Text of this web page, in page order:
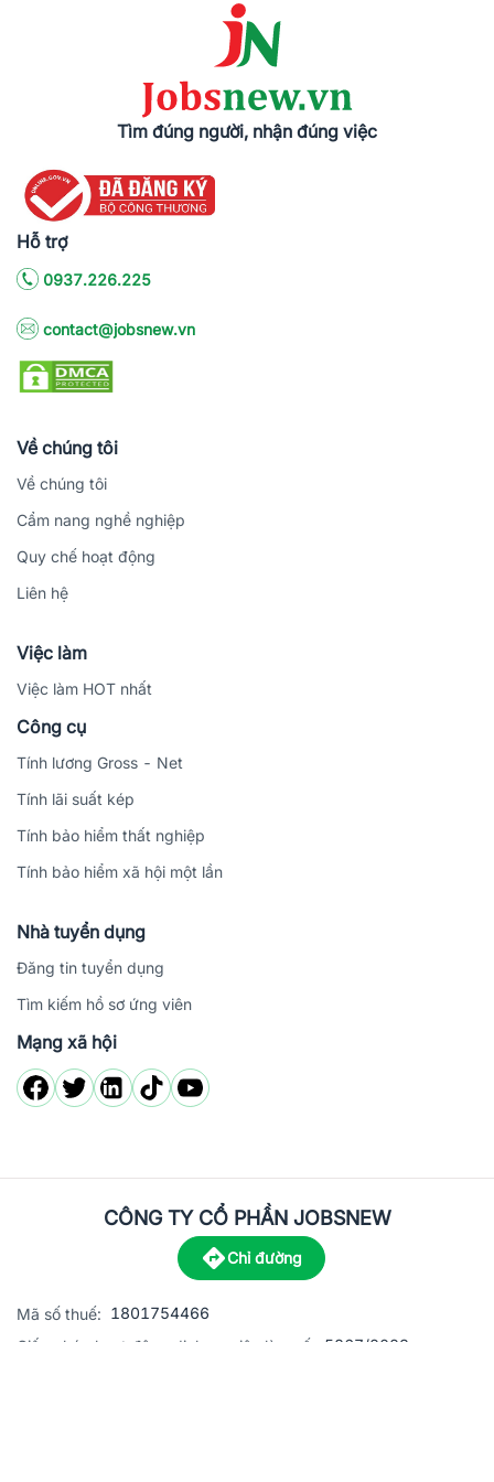
Tìm đúng người, nhận đúng việc
Hỗ trợ
0937.226.225
contact@jobsnew.vn
Về chúng tôi
Về chúng tôi
Cẩm nang nghề nghiệp
Quy chế hoạt động
Liên hệ
Việc làm
Việc làm HOT nhất
Công cụ
Tính lương Gross - Net
Tính lãi suất kép
Tính bảo hiểm thất nghiệp
Tính bảo hiểm xã hội một lần
Nhà tuyển dụng
Đăng tin tuyển dụng
Tìm kiếm hồ sơ ứng viên
Mạng xã hội
CÔNG TY CỔ PHẦN JOBSNEW
Chỉ đường
Mã số thuế: 1801754466
Giấy phép hoạt động dịch vụ việc làm số:
5867/2023